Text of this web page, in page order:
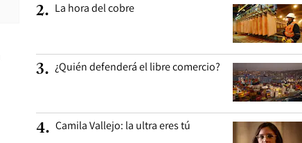
2. La hora del cobre
3. ¿Quién defenderá el libre comercio?
4. Camila Vallejo: la ultra eres tú